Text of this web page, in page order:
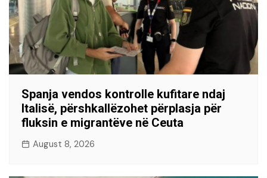
Spanja vendos kontrolle kufitare ndaj
Italisë, përshkallëzohet përplasja për
fluksin e migrantëve në Ceuta
August 8, 2026